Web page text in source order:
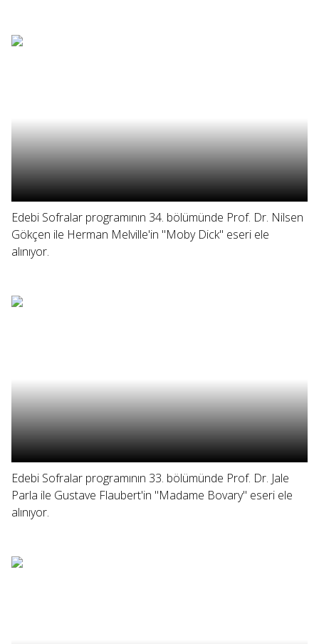
Edebi Sofralar programının 34. bölümünde Prof. Dr. Nilsen
Gökçen ile Herman Melville'in "Moby Dick" eseri ele
alınıyor.
Edebi Sofralar programının 33. bölümünde Prof. Dr. Jale
Parla ile Gustave Flaubert'in "Madame Bovary" eseri ele
alınıyor.